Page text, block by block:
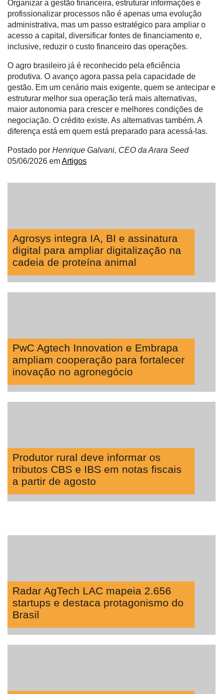
Netrin
Néctar
Tecprime
Lean
Way
Consulting
Manager
ONE
CHB
Organizar a gestão financeira, estruturar informações e
profissionalizar processos não é apenas uma evolução
administrativa, mas um passo estratégico para ampliar o
acesso a capital, diversificar fontes de financiamento e,
inclusive, reduzir o custo financeiro das operações.
O agro brasileiro já é reconhecido pela eficiência
produtiva. O avanço agora passa pela capacidade de
gestão. Em um cenário mais exigente, quem se antecipar e
estruturar melhor sua operação terá mais alternativas,
maior autonomia para crescer e melhores condições de
negociação. O crédito existe. As alternativas também. A
diferença está em quem está preparado para acessá-las.
Postado por Henrique Galvani, CEO da Arara Seed
05/06/2026 emArtigos
Agrosys integra IA, BI e assinatura
digital para ampliar digitalização na
cadeia de proteína animal
PwC Agtech Innovation e Embrapa
ampliam cooperação para fortalecer
inovação no agronegócio
Produtor rural deve informar os
tributos CBS e IBS em notas fiscais
a partir de agosto
Radar AgTech LAC mapeia 2.656
startups e destaca protagonismo do
Brasil